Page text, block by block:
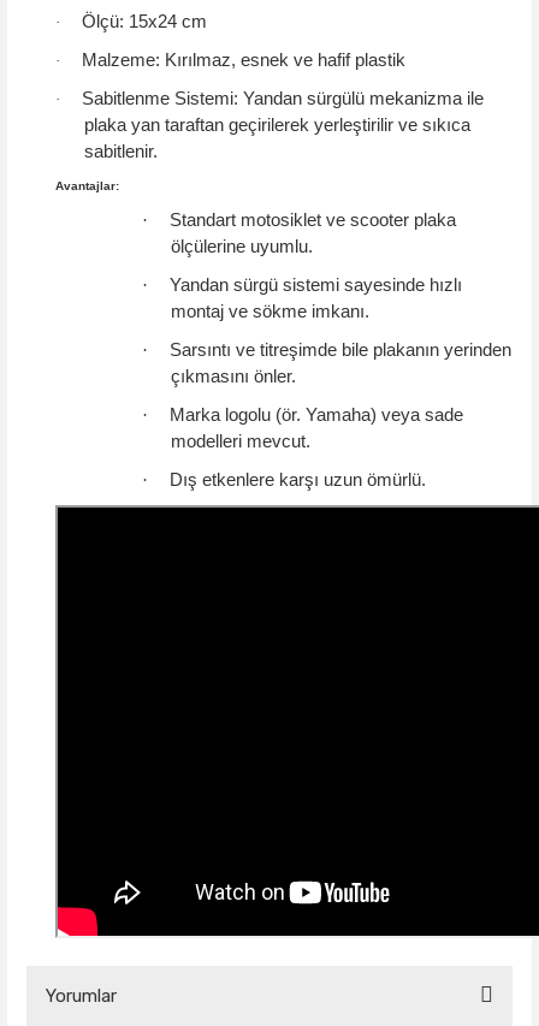
· Ölçü: 15x24 cm
· Malzeme: Kırılmaz, esnek ve hafif plastik
· Sabitlenme Sistemi: Yandan sürgülü mekanizma ile
plaka yan taraftan geçirilerek yerleştirilir ve sıkıca
sabitlenir.
Avantajlar:
·
Standart motosiklet ve scooter plaka
ölçülerine uyumlu.
·
Yandan sürgü sistemi sayesinde hızlı
montaj ve sökme imkanı.
·
Sarsıntı ve titreşimde bile plakanın yerinden
çıkmasını önler.
·
Marka logolu (ör. Yamaha) veya sade
modelleri mevcut.
·
Dış etkenlere karşı uzun ömürlü.
Yorumlar